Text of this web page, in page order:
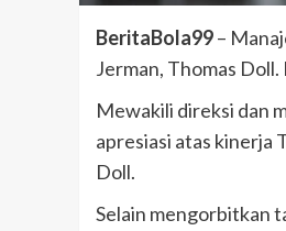
BeritaBola99–
Jerman, Thomas
Mewakili direksi dan
apresiasi atas kinerja
Doll.
Selain mengorbitkan